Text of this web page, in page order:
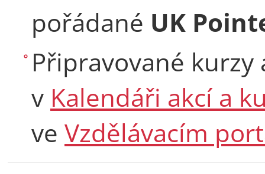
pořádané UK
Připravované
v Kalendáři akcí a
ve Vzdělávacím